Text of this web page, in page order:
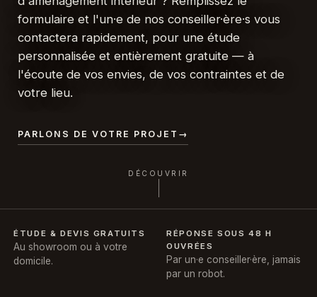
formulaire et l'un·e de nos conseiller·ère·s vous
contactera rapidement, pour une étude
personnalisée et entièrement gratuite — à
l'écoute de vos envies, de vos contraintes et de
votre lieu.
PARLONS DE VOTRE PROJET →
ÉTUDE & DEVIS GRATUITS
Au showroom ou à votre
domicile.
RÉPONSE SOUS 48 H
OUVRÉES
Par un·e conseiller·ère, jamais
par un robot.
DÉCOUVRIR